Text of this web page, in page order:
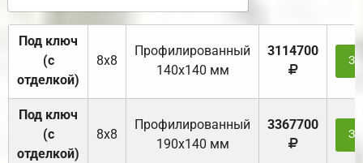
Под ключ
(с
отделкой)
8х8
Профилированный
140х140 мм
3114700
Под ключ
(с
отделкой)
8х8
Профилированный
190х140 мм
3367700